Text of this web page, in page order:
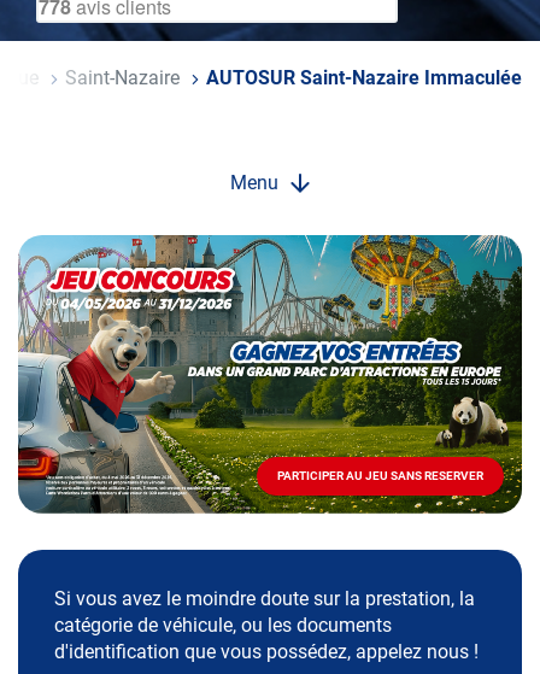
SAINT-
NAZAIRE
778avis clients
Saint-Nazaire AUTOSUR Saint-Nazaire Immaculée
Menu
Opération
spéciale
Mai
-
Décembre
2026
Locations
PARTICIPER AU JEU SANS RESERVER
PARTICIPER
AU
JEU
RESERVER
Si vous avez le moindre doute sur la prestation, la
catégorie de véhicule, ou les documents
d'identification que vous possédez, appelez nous !